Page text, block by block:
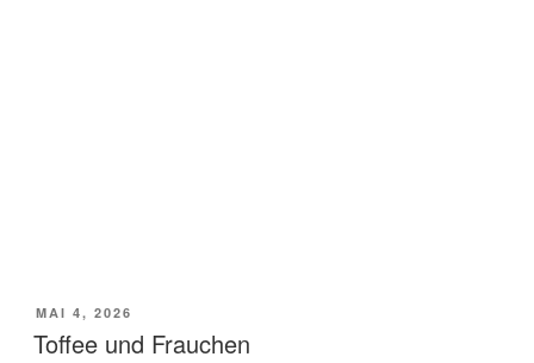
VERÖFFENTLICHT
AM
MAI 4, 2026
Toffee und Frauchen